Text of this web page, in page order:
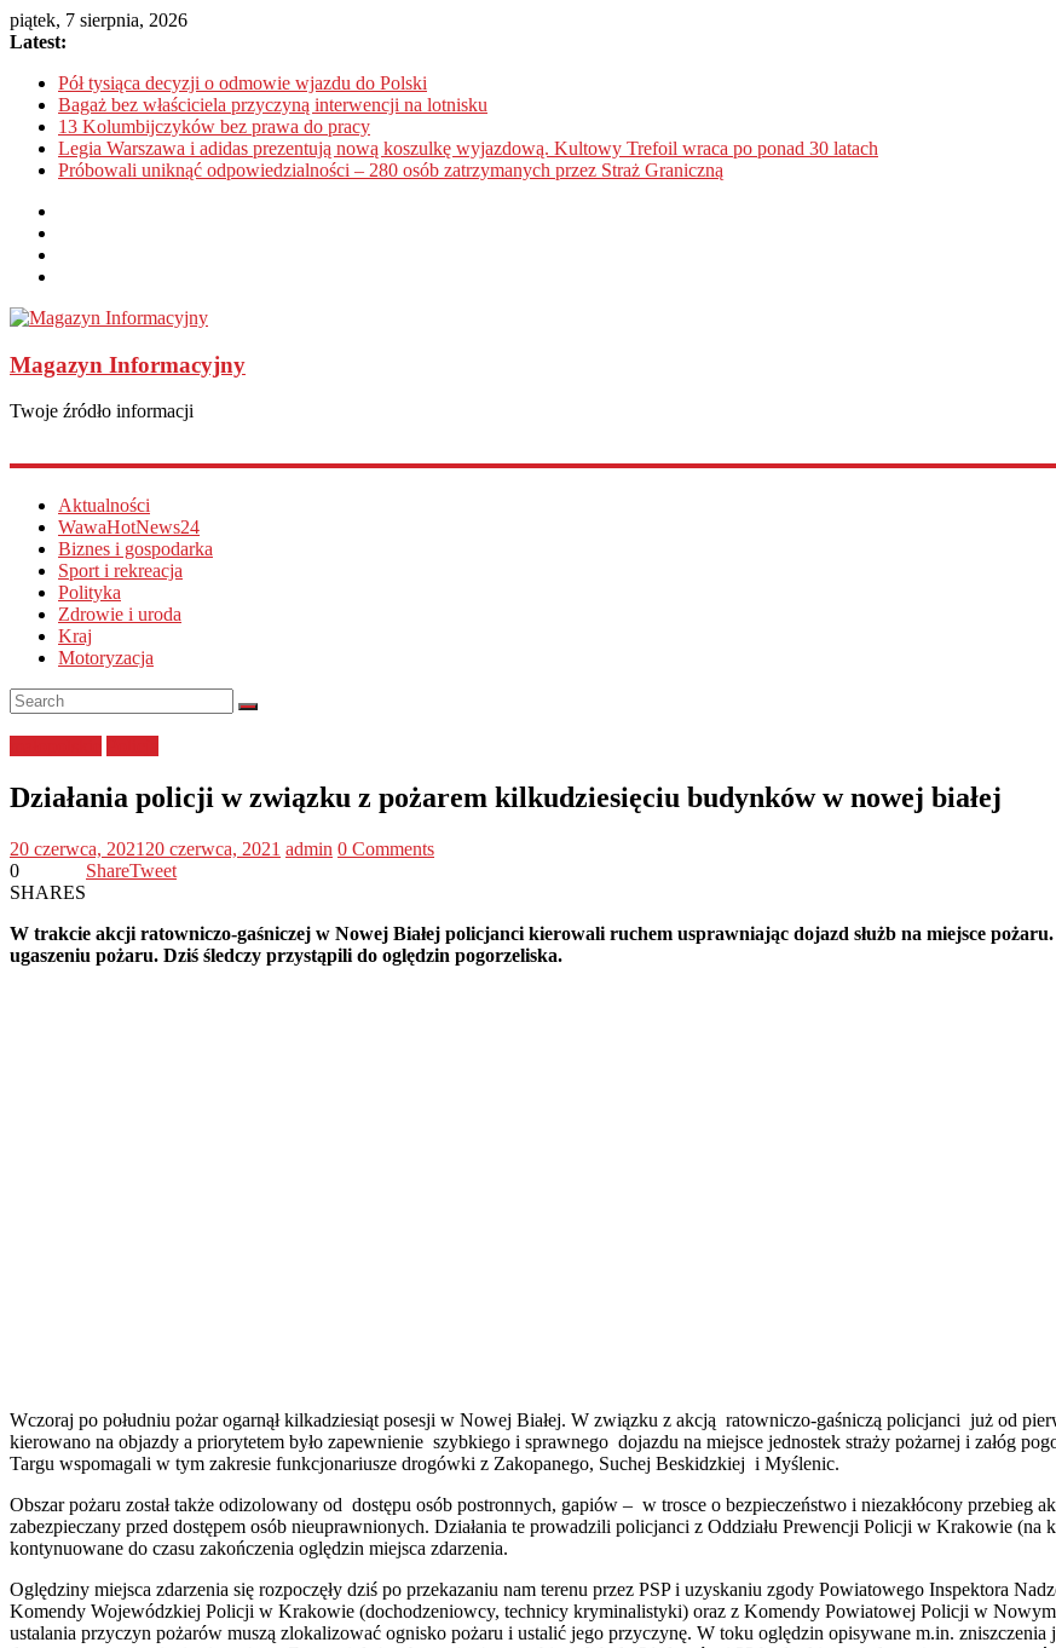
piątek, 7 sierpnia, 2026
Latest:
Pół tysiąca decyzji o odmowie wjazdu do Polski
Bagaż bez właściciela przyczyną interwencji na lotnisku
13 Kolumbijczyków bez prawa do pracy
Legia Warszawa i adidas prezentują nową koszulkę wyjazdową. Kultowy Trefoil wraca po ponad 30 latach
Próbowali uniknąć odpowiedzialności – 280 osób zatrzymanych przez Straż Graniczną
Magazyn Informacyjny
Twoje źródło informacji
Aktualności
WawaHotNews24
Biznes i gospodarka
Sport i rekreacja
Polityka
Zdrowie i uroda
Kraj
Motoryzacja
Działania policji w związku z pożarem kilkudziesięciu budynków w nowej białej
20 czerwca, 2021 20 czerwca, 2021 admin 0 Comments
0
SHARES
ShareTweet
W trakcie akcji ratowniczo-gaśniczej w Nowej Białej policjanci kierowali ruchem usprawniając dojazd służb na miejsce
ugaszeniu pożaru. Dziś śledczy przystąpili do oględzin pogorzeliska.
Wczoraj po południu pożar ogarnął kilkadziesiąt posesji w Nowej Białej. W związku z akcją ratowniczo-gaśniczą policjanci już od
kierowano na objazdy a priorytetem było zapewnienie szybkiego i sprawnego dojazdu na miejsce jednostek straży pożarnej i załóg
Targu wspomagali w tym zakresie funkcjonariusze drogówki z Zakopanego, Suchej Beskidzkiej i Myślenic.
Obszar pożaru został także odizolowany od dostępu osób postronnych, gapiów – w trosce o bezpieczeństwo i niezakłócony przebieg
zabezpieczany przed dostępem osób nieuprawnionych. Działania te prowadzili policjanci z Oddziału Prewencji Policji w Krakowie (na
kontynuowane do czasu zakończenia oględzin miejsca zdarzenia.
Oględziny miejsca zdarzenia się rozpoczęły dziś po przekazaniu nam terenu przez PSP i uzyskaniu zgody Powiatowego Inspektora
Komendy Wojewódzkiej Policji w Krakowie (dochodzeniowcy, technicy kryminalistyki) oraz z Komendy Powiatowej Policji w
ustalania przyczyn pożarów muszą zlokalizować ognisko pożaru i ustalić jego przyczynę. W toku oględzin opisywane m.in. zniszczenia